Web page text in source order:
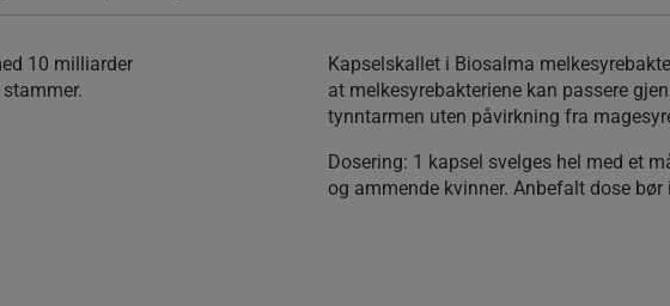
10 milliarder
Kapselskallet i Biosalma
at melkesyrebakteriene kan passere
tynntarmen uten påvirkning fra
Dosering: 1 kapsel svelges hel med et
og ammende kvinner. Anbefalt dose bør